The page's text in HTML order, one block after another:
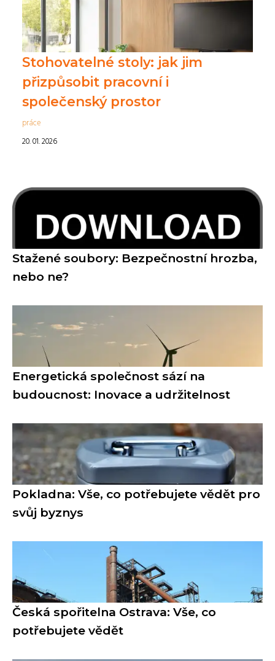
Stohovatelné stoly: jak jim
přizpůsobit pracovní i
společenský prostor
práce
20. 01. 2026
Stažené soubory: Bezpečnostní hrozba,
nebo ne?
Energetická společnost sází na
budoucnost: Inovace a udržitelnost
Pokladna: Vše, co potřebujete vědět pro
svůj byznys
Česká spořitelna Ostrava: Vše, co
potřebujete vědět